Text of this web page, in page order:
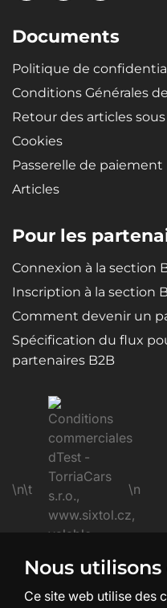
Documents
Politique de
Conditions Générales
Retour des articles sous
Cookies
Passerelle de paiement
Articles
Pour les
Connexion à la section
Inscription à la section
Comment devenir un
Spécification du flux
partenaires B2B
\n\t \n
Nous
Ce site web utilise des